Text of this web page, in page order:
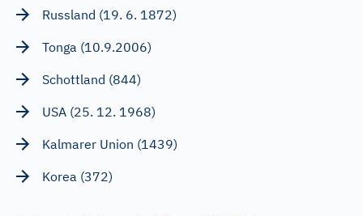
Russland (19. 6. 1872)
Tonga (10.9.2006)
Schottland (844)
USA (25. 12. 1968)
Kalmarer Union (1439)
Korea (372)